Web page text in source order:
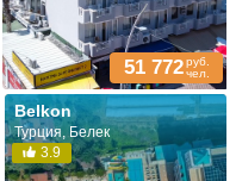
51 772руб.
чел.
Belkon
Турция, Белек
3.9